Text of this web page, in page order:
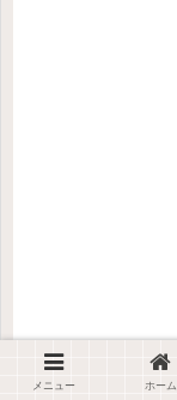
メニュー ホーム